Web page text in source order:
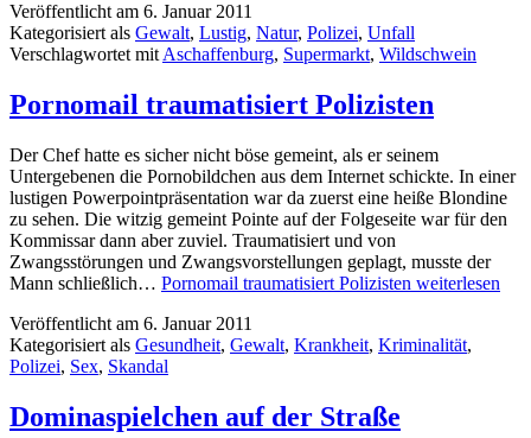
Veröffentlicht am 6. Januar 2011
Kategorisiert als Gewalt, Lustig, Natur, Polizei, Unfall
Verschlagwortet mit Aschaffenburg, Supermarkt, Wildschwein
Pornomail traumatisiert Polizisten
Der Chef hatte es sicher nicht böse gemeint, als er seinem
Untergebenen die Pornobildchen aus dem Internet schickte. In einer
lustigen Powerpointpräsentation war da zuerst eine heiße Blondine
zu sehen. Die witzig gemeint Pointe auf der Folgeseite war für den
Kommissar dann aber zuviel. Traumatisiert und von
Zwangsstörungen und Zwangsvorstellungen geplagt, musste der
Mann schließlich… Pornomail traumatisiert Polizisten weiterlesen
Veröffentlicht am 6. Januar 2011
Kategorisiert als Gesundheit, Gewalt, Krankheit, Kriminalität,
Polizei, Sex, Skandal
Dominaspielchen auf der Straße